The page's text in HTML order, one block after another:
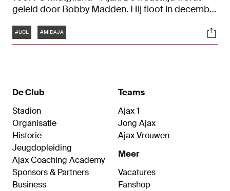
geleid door Bobby Madden. Hij floot in december
UEFA Europa League-duel bij Standard Luik (1-1).
Tags
#UCL #MIDAJA
De Club
Stadion
Organisatie
Historie
Jeugdopleiding
Ajax Coaching Academy
Sponsors & Partners
Business
Teams
Ajax 1
Jong Ajax
Ajax Vrouwen
Meer
Vacatures
Fanshop